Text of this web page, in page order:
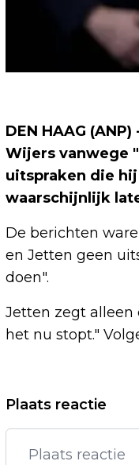
DEN HAAG
Wijers vanwege
uitspraken die hij
waarschijnlijk
De berichten
en Jetten geen
doen".
Jetten zegt
het nu stopt."
Vorig artikel
NEDERLAND
AGENTSCHAP
Plaats reactie